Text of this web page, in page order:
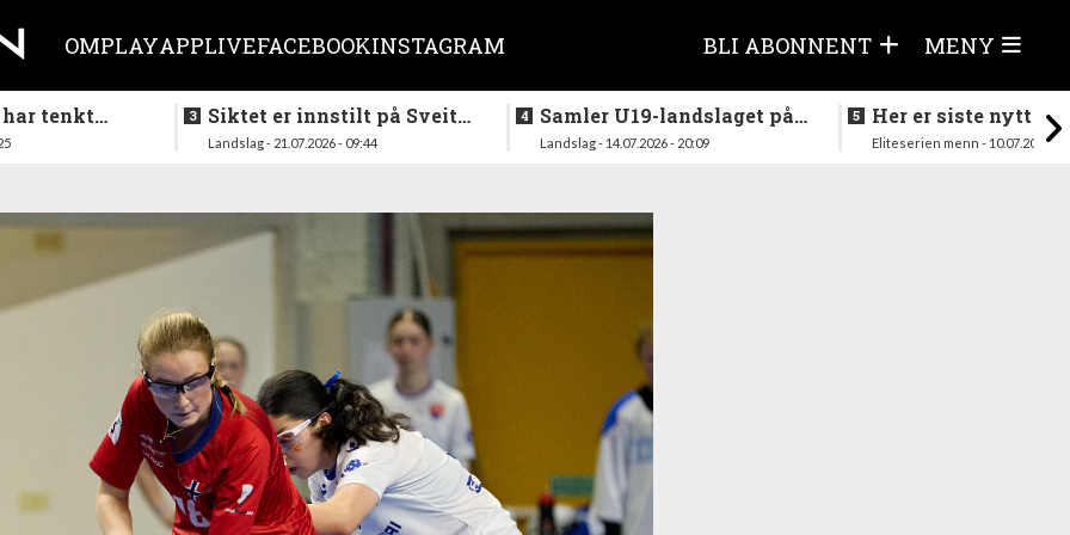
OMPLAYAPPLIVEFACEBOOKINSTAGRAM BLI ABONNENT MENY
tenkt
køllen på
Siktet er innstilt på Sveits
i mai
Landslag - 21.07.2026 - 09:44
Samler U19-landslaget på
nytt i august
Landslag - 14.07.2026 - 20:09
Her er siste nytt
season
Eliteserien menn - 10.07.2026 -